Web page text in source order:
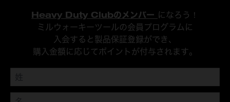
Heavy Duty Clubのメンバー になろう！
ミルウォーキーツールの会員プログラムに
入会すると製品保証登録ができ、
購入金額に応じてポイントが付与されます。